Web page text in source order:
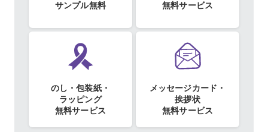
サンプル無料
無料サービス
のし・包装紙・
ラッピング
無料サービス
メッセージカード・
挨拶状
無料サービス